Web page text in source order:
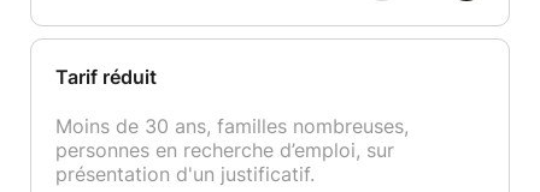
Tarif réduit
Moins de 30 ans, familles nombreuses,
personnes en recherche d’emploi, sur
présentation d'un justificatif.